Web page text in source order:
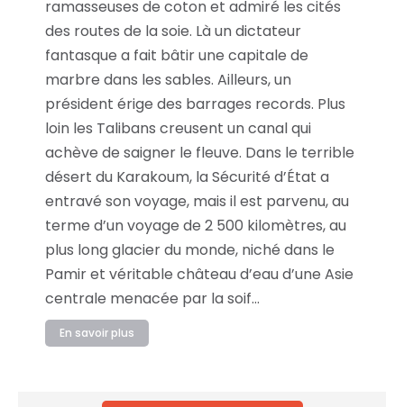
ramasseuses de coton et admiré les cités
des routes de la soie. Là un dictateur
fantasque a fait bâtir une capitale de
marbre dans les sables. Ailleurs, un
président érige des barrages records. Plus
loin les Talibans creusent un canal qui
achève de saigner le fleuve. Dans le terrible
désert du Karakoum, la Sécurité d’État a
entravé son voyage, mais il est parvenu, au
terme d’un voyage de 2 500 kilomètres, au
plus long glacier du monde, niché dans le
Pamir et véritable château d’eau d’une Asie
centrale menacée par la soif…
En savoir plus